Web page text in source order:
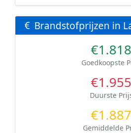
Brandstofprijzen in
€1.818
Goedkoopste
€1.955
Duurste
€1.887
Gemiddelde